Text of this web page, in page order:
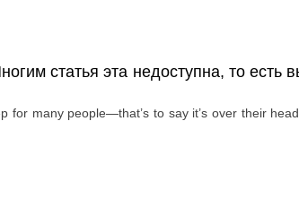
статья эта недоступна, то есть
many people—that’s to say it’s over their